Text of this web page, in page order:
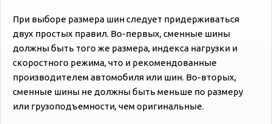
При выборе размера шин следует придерживаться
двух простых правил. Во-первых, сменные шины
должны быть того же размера, индекса нагрузки и
скоростного режима, что и рекомендованные
производителем автомобиля или шин. Во-вторых,
сменные шины не должны быть меньше по размеру
или грузоподъемности, чем оригинальные.